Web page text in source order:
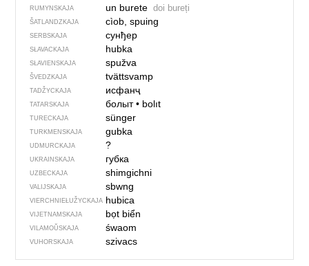
RUMYNSKAJA un burete doi bureți
ŠATLANDZKAJA cìob, spuing
SERBSKAJA сунђер
SŁAVACKAJA hubka
SŁAVIENSKAJA spužva
ŠVEDZKAJA tvättsvamp
TADŽYCKAJA исфанҷ
TATARSKAJA болыт• bolıt
TURECKAJA sünger
TURKMENSKAJA gubka
UDMURCKAJA ?
UKRAINSKAJA губка
UZBECKAJA shimgichni
VALIJSKAJA sbwng
VIERCHNIE­ŁUŽYCKAJA hubica
VIJETNAMSKAJA bọt biển
VILAMOŬSKAJA śwaom
VUHORSKAJA szivacs